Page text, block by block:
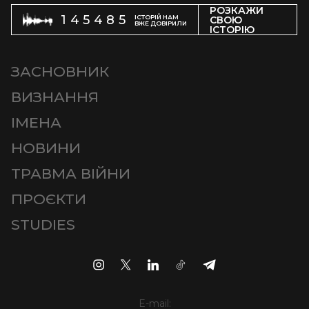
145485
ІСТОРІЙ НАМ
ВЖЕ ДОВІРИЛИ
РОЗКАЖИ
СВОЮ
ІСТОРІЮ
ЗАСНОВНИК
ВИЗНАННЯ
ІМЕНА
НОВИНИ
ТРАВМА ВІЙНИ
ПРОЄКТИ
STUDIES
E-mail: